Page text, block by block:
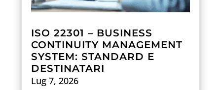
ISO 22301 – BUSINESS
CONTINUITY MANAGEMENT
SYSTEM: STANDARD E
DESTINATARI
Lug 7, 2026